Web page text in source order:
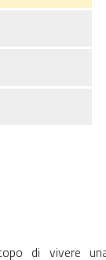
di vivere